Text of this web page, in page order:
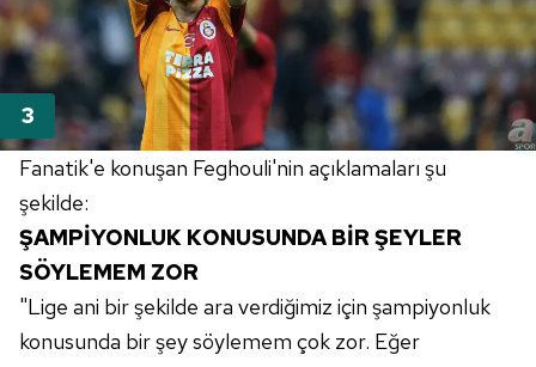
Fanatik'e konuşan Feghouli'nin açıklamaları şu
şekilde:
ŞAMPİYONLUK KONUSUNDA BİR ŞEYLER
SÖYLEMEM ZOR
"Lige ani bir şekilde ara verdiğimiz için şampiyonluk
konusunda bir şey söylemem çok zor. Eğer